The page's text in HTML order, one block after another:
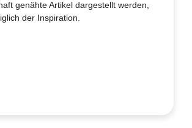
genähte Artikel dargestellt werden,
der Inspiration.